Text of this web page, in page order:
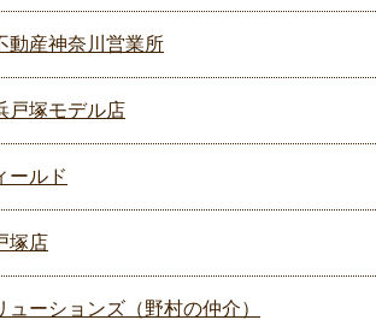
動産神奈川営業所
戸塚モデル店
ールド
塚店
ューションズ（野村の仲介）